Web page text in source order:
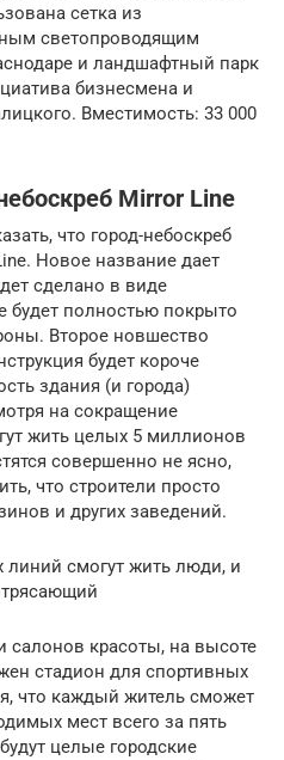
сетка из
светопроводящим
и ландшафтный парк
бизнесмена и
Вместимость: 33 000
Mirror Line
что город-небоскреб
Новое название дает
сделано в виде
полностью покрыто
Второе новшество
будет короче
здания (и города)
на сокращение
жить целых 5 миллионов
совершенно не ясно,
что строители просто
и других заведений.
линий смогут жить люди, и
красоты, на высоте
стадион для спортивных
что каждый житель сможет
мест всего за пять
целые городские